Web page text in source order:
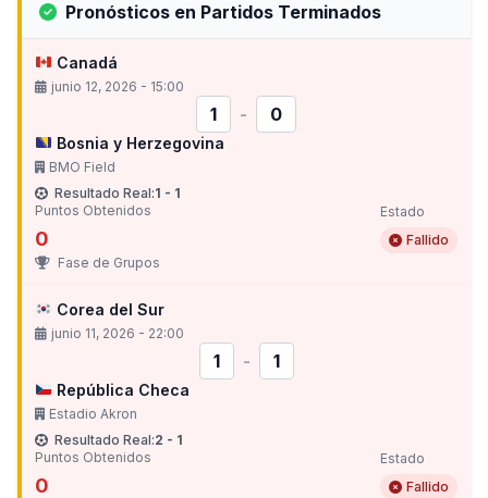
Pronósticos en Partidos Terminados
Canadá
junio 12, 2026 - 15:00
1 - 0
Bosnia y Herzegovina
BMO Field
Resultado Real:1 - 1
Puntos Obtenidos
0
Estado
Fallido
Fase de Grupos
Corea del Sur
junio 11, 2026 - 22:00
1 - 1
República Checa
Estadio Akron
Resultado Real:2 - 1
Puntos Obtenidos
0
Estado
Fallido